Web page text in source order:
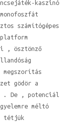
kaszinó
számítógépes
, ösztönző
gödör a
. De , potenciál
méltó
tétjük